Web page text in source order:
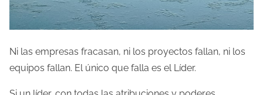
Ni las empresas fracasan, ni los proyectos fallan, ni los
equipos fallan. El único que falla es el Líder.